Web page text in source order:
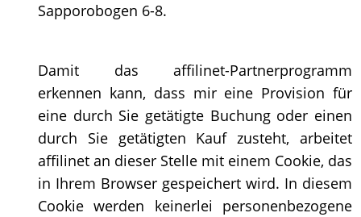
Sapporobogen 6-8.
Damit das affilinet-Partnerprogramm
erkennen kann, dass mir eine Provision für
eine durch Sie getätigte Buchung oder einen
durch Sie getätigten Kauf zusteht, arbeitet
affilinet an dieser Stelle mit einem Cookie, das
in Ihrem Browser gespeichert wird. In diesem
Cookie werden keinerlei personenbezogene